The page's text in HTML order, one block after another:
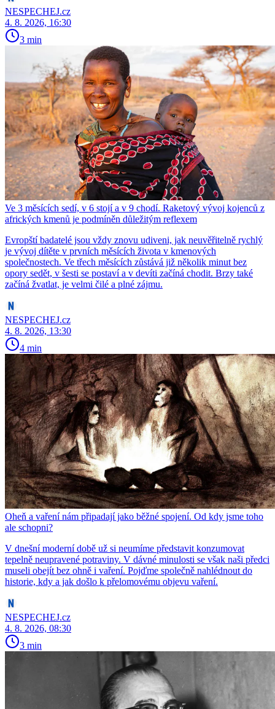
NESPECHEJ.cz
4. 8. 2026, 16:30
3 min
Ve 3 měsících sedí, v 6 stojí a v 9 chodí. Raketový vývoj kojenců z
afrických kmenů je podmíněn důležitým reflexem
Evropští badatelé jsou vždy znovu udiveni, jak neuvěřitelně rychlý
je vývoj dítěte v prvních měsících života v kmenových
společnostech. Ve třech měsících zůstává již několik minut bez
opory sedět, v šesti se postaví a v devíti začíná chodit. Brzy také
začíná žvatlat, je velmi čilé a plné zájmu.
NESPECHEJ.cz
4. 8. 2026, 13:30
4 min
Oheň a vaření nám připadají jako běžné spojení. Od kdy jsme toho
ale schopni?
V dnešní moderní době už si neumíme představit konzumovat
tepelně neupravené potraviny. V dávné minulosti se však naši předci
museli obejít bez ohně i vaření. Pojďme společně nahlédnout do
historie, kdy a jak došlo k přelomovému objevu vaření.
NESPECHEJ.cz
4. 8. 2026, 08:30
3 min